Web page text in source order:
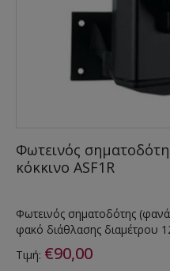
Φωτεινός
κόκκινο ASF1R
Φωτεινός σηματοδότης
φακό διάθλασης διαμέτρου
Τιμή: €90,00